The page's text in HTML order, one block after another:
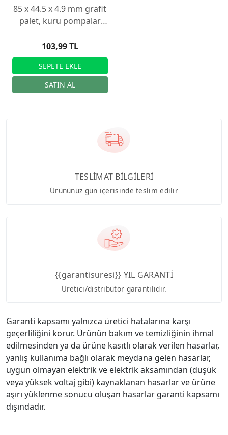
85 x 44.5 x 4.9 mm grafit
palet, kuru pompalar
103,99 TL
TESLİMAT BİLGİLERİ
Ürününüz gün içerisinde teslim edilir
{{garantisuresi}} YIL GARANTİ
Üretici/distribütör garantilidir.
Garanti kapsamı yalnızca üretici hatalarına karşı
geçerliliğini korur. Ürünün bakım ve temizliğinin ihmal
edilmesinden ya da ürüne kasıtlı olarak verilen hasarlar,
yanlış kullanıma bağlı olarak meydana gelen hasarlar,
uygun olmayan elektrik ve elektrik aksamından (düşük
veya yüksek voltaj gibi) kaynaklanan hasarlar ve ürüne
aşırı yüklenme sonucu oluşan hasarlar garanti kapsamı
dışındadır.